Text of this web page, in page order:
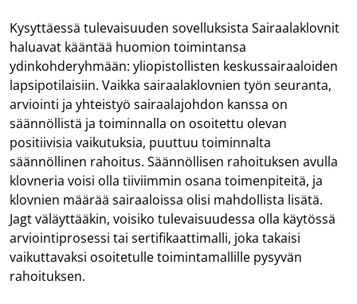
Kysyttäessä tulevaisuuden sovelluksista Sairaalaklovnit
haluavat kääntää huomion toimintansa
ydinkohderyhmään: yliopistollisten keskussairaaloiden
lapsipotilaisiin. Vaikka sairaalaklovnien työn seuranta,
arviointi ja yhteistyö sairaalajohdon kanssa on
säännöllistä ja toiminnalla on osoitettu olevan
positiivisia vaikutuksia, puuttuu toiminnalta
säännöllinen rahoitus. Säännöllisen rahoituksen avulla
klovneria voisi olla tiiviimmin osana toimenpiteitä, ja
klovnien määrää sairaaloissa olisi mahdollista lisätä.
Jagt väläyttääkin, voisiko tulevaisuudessa olla käytössä
arviointiprosessi tai sertifikaattimalli, joka takaisi
vaikuttavaksi osoitetulle toimintamallille pysyvän
rahoituksen.